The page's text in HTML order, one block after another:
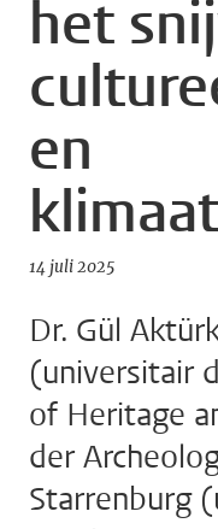
het
en
14 juli 2025
Dr. Gül
(universitair
of Heritage
der
Starrenburg